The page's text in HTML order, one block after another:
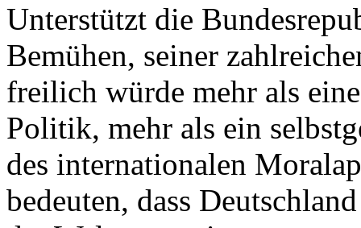
Unterstützt die
Bemühen, seiner
freilich würde mehr als
Politik, mehr als ein
des internationalen
bedeuten, dass